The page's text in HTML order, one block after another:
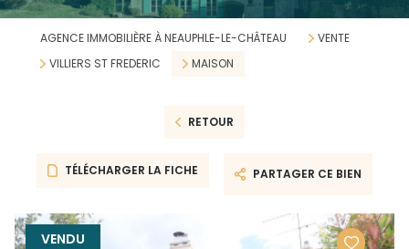
AGENCE IMMOBILIÈRE À NEAUPHLE-LE-CHÂTEAU
VENTE
VILLIERS ST FREDERIC
MAISON
RETOUR
TÉLÉCHARGER LA FICHE PARTAGER CE BIEN
VENDU